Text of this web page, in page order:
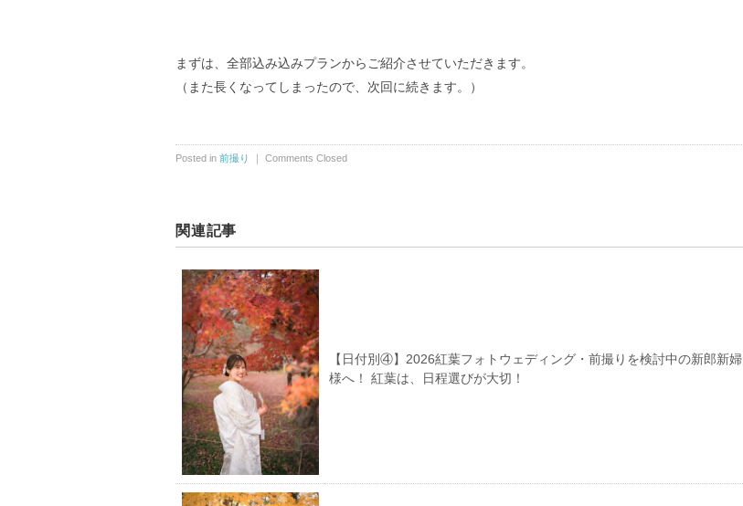
まずは、全部込み込みプランからご紹介させていただきます。
（また長くなってしまったので、次回に続きます。）
Posted in 前撮り ｜ Comments Closed
関連記事
【日付別④】2026紅葉フォトウェディング・前撮りを検討中の新郎新婦
様へ！ 紅葉は、日程選びが大切！